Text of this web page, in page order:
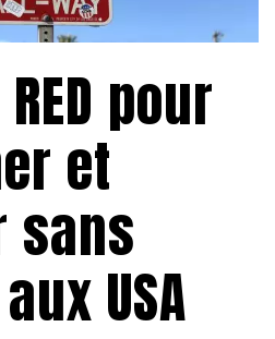
pour
et
sans
USA